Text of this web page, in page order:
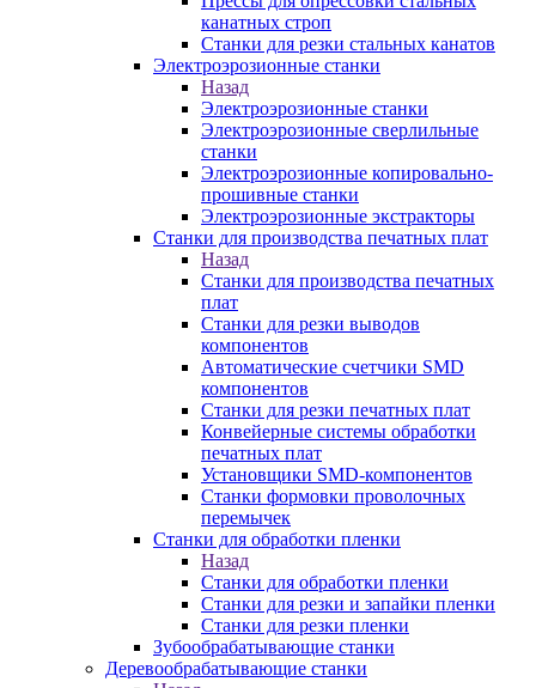
канатных строп
Станки для резки стальных канатов
Электроэрозионные станки
Назад
Электроэрозионные станки
Электроэрозионные сверлильные
станки
Электроэрозионные копировально-
прошивные станки
Электроэрозионные экстракторы
Станки для производства печатных плат
Назад
Станки для производства печатных
плат
Станки для резки выводов
компонентов
Автоматические счетчики SMD
компонентов
Станки для резки печатных плат
Конвейерные системы обработки
печатных плат
Установщики SMD-компонентов
Станки формовки проволочных
перемычек
Станки для обработки пленки
Назад
Станки для обработки пленки
Станки для резки и запайки пленки
Станки для резки пленки
Зубообрабатывающие станки
Деревообрабатывающие станки